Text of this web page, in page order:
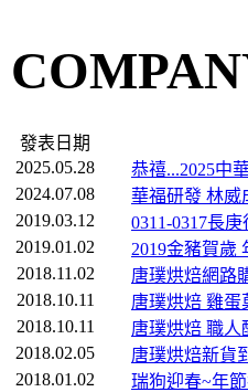
發表日期
2025.05.28
恭禧...2025中
2024.07.08
華福研發 林威
2019.03.12
0311-0317長
2019.01.02
2019金豬賀歲
2018.11.02
唐璞烘焙網路
2018.10.11
唐璞烘焙 雞蛋
2018.10.11
唐璞烘焙 職人
2018.02.05
唐璞烘焙新貨
2018.01.02
瑞狗迎春~年